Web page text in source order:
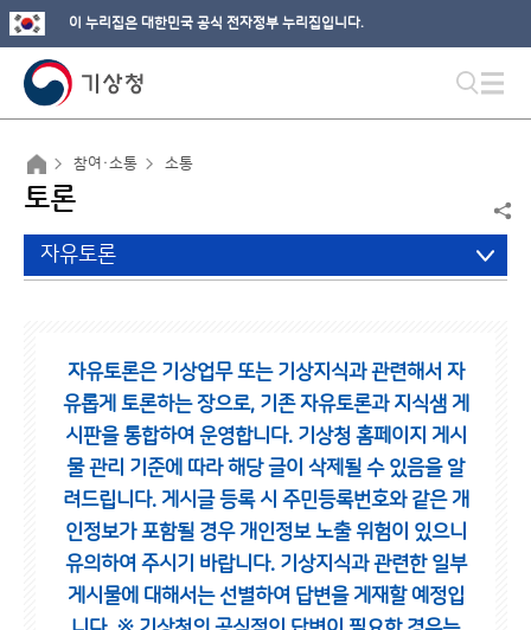
이 누리집은 대한민국 공식 전자정부 누리집입니다.
참여·소통 소통
토론
자유토론
자유토론은 기상업무 또는 기상지식과 관련해서 자
유롭게 토론하는 장으로, 기존 자유토론과 지식샘 게
시판을 통합하여 운영합니다. 기상청 홈페이지 게시
물 관리 기준에 따라 해당 글이 삭제될 수 있음을 알
려드립니다. 게시글 등록 시 주민등록번호와 같은 개
인정보가 포함될 경우 개인정보 노출 위험이 있으니
유의하여 주시기 바랍니다. 기상지식과 관련한 일부
게시물에 대해서는 선별하여 답변을 게재할 예정입